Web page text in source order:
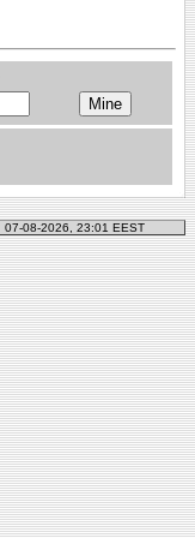
07-08-2026, 23:01 EEST